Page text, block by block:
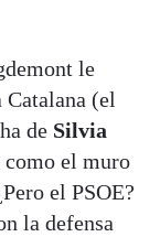
le
(el
de Silvia
como el muro
el PSOE?
la defensa